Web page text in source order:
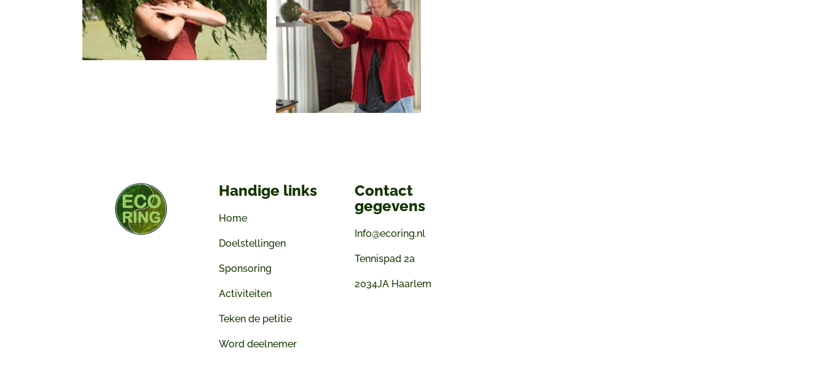
Handige links
Home
Doelstellingen
Sponsoring
Activiteiten
Teken de petitie
Word deelnemer
Contact
gegevens
Info@ecoring.nl
Tennispad 2a
2034JA Haarlem